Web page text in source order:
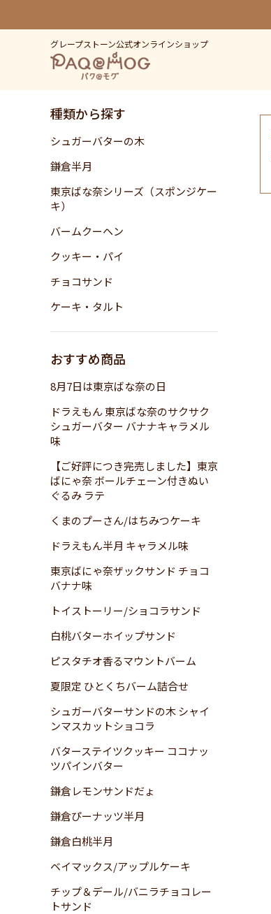
グレープストーン公式オンラインショップ
種類から探す
シュガーバターの木
鎌倉半月
東京ばな奈シリーズ（スポンジケー
キ）
バームクーヘン
クッキー・パイ
チョコサンド
ケーキ・タルト
おすすめ商品
8月7日は東京ばな奈の日
ドラえもん 東京ばな奈のサクサク
シュガーバター バナナキャラメル
味
【ご好評につき完売しました】東京
ばにゃ奈 ボールチェーン付きぬい
ぐるみ ラテ
くまのプーさん/はちみつケーキ
ドラえもん半月 キャラメル味
東京ばにゃ奈ザックサンド チョコ
バナナ味
トイストーリー/ショコラサンド
白桃バターホイップサンド
ピスタチオ香るマウントバーム
夏限定 ひとくちバーム詰合せ
シュガーバターサンドの木 シャイ
ンマスカットショコラ
バターステイツクッキー ココナッ
ツパインバター
鎌倉レモンサンドだょ
鎌倉ぴーナッツ半月
鎌倉白桃半月
ベイマックス/アップルケーキ
チップ＆デール/バニラチョコレー
トサンド